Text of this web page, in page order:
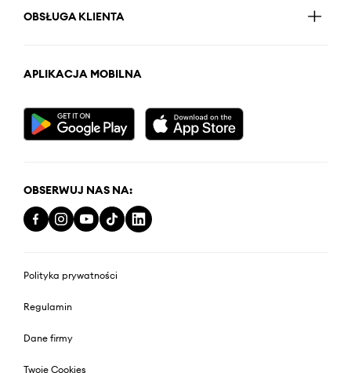
OBSŁUGA KLIENTA
APLIKACJA MOBILNA
OBSERWUJ NAS NA:
Polityka prywatności
Regulamin
Dane firmy
Twoje Cookies